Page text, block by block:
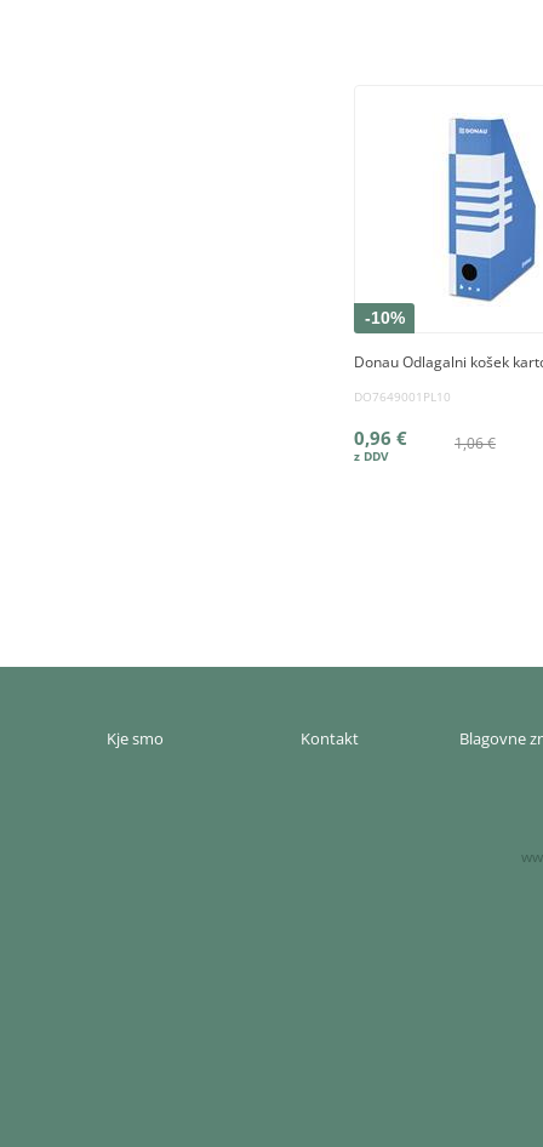
-10%
Donau Odlagalni košek
DO7649001PL10
1,06 €
0,96 €
Kje smo Kontakt Blagovne